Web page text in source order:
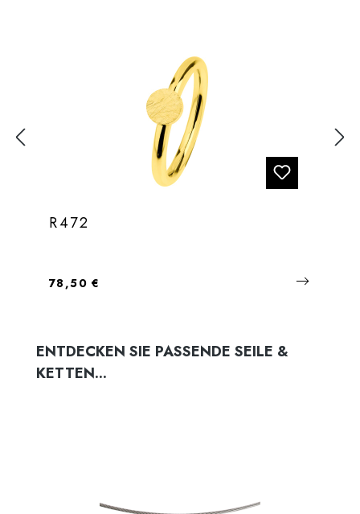
R472
Regulärer Preis:
78,50 €
Produktgalerie überspringen
ENTDECKEN SIE PASSENDE SEILE &
KETTEN...